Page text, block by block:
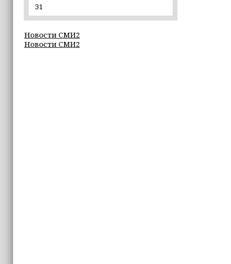
13:50
разработчикам разрабатывать
альтернативные клиенты
31
Новости СМИ2
Новости СМИ2